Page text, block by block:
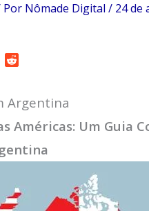
Por Nômade Digital / 24 de
Argentina
Américas: Um Guia